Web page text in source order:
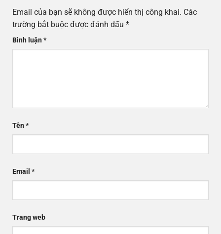
Email của bạn sẽ không được hiển thị công khai. Các
trường bắt buộc được đánh dấu *
Bình luận*
Tên*
Email *
Trang web